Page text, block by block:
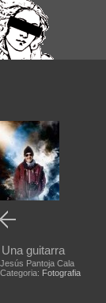
Una guitarra
Jesús Pantoja Cala
Categoria: Fotografia